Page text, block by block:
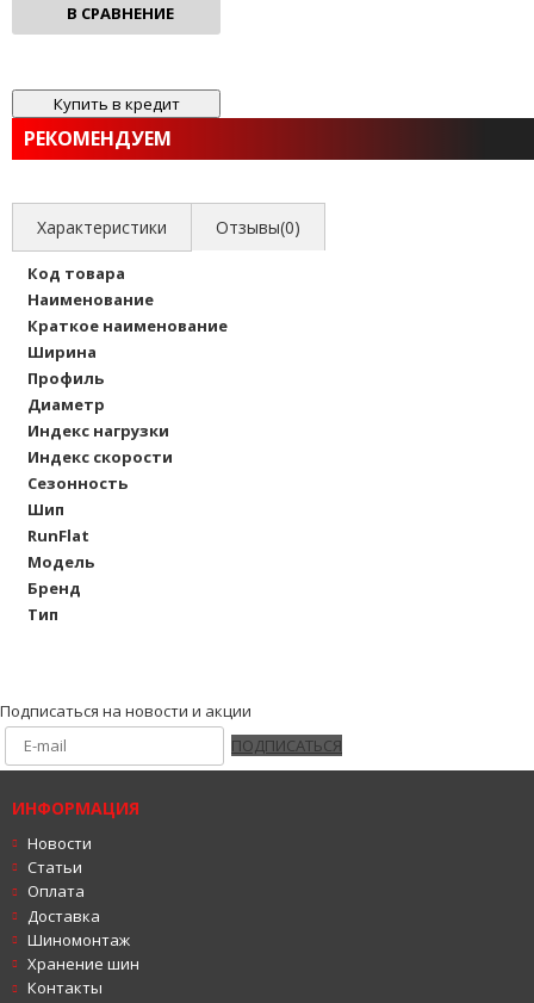
В СРАВНЕНИЕ
РЕКОМЕНДУЕМ
Характеристики Отзывы(0)
Код товара
Наименование
Краткое наименование
Ширина
Профиль
Диаметр
Индекс нагрузки
Индекс скорости
Сезонность
Шип
RunFlat
Модель
Бренд
Тип
Подписаться на новости и акции
ПОДПИСАТЬСЯ
ИНФОРМАЦИЯ
Новости
Статьи
Оплата
Доставка
Шиномонтаж
Хранение шин
Контакты